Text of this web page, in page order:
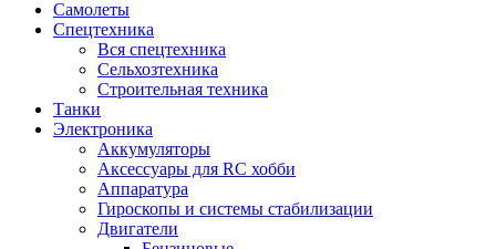
Самолеты
Спецтехника
Вся спецтехника
Сельхозтехника
Строительная техника
Танки
Электроника
Аккумуляторы
Аксессуары для RC хобби
Аппаратура
Гироскопы и системы стабилизации
Двигатели